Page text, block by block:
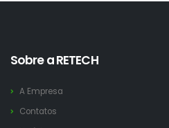
Sobre a RETECH
A Empresa
Contatos